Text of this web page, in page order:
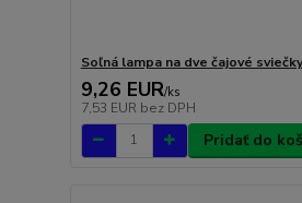
Soľná lampa na dve čajové sviečky
9,26 EUR/ks
7,53 EUR bez DPH
Pridať do